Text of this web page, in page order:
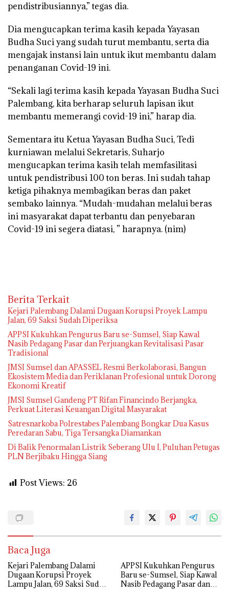
pendistribusiannya,” tegas dia.
Dia mengucapkan terima kasih kepada Yayasan
Budha Suci yang sudah turut membantu, serta dia
mengajak instansi lain untuk ikut membantu dalam
penanganan Covid-19 ini.
“Sekali lagi terima kasih kepada Yayasan Budha Suci
Palembang, kita berharap seluruh lapisan ikut
membantu memerangi covid-19 ini,” harap dia.
Sementara itu Ketua Yayasan Budha Suci, Tedi
kurniawan melalui Sekretaris, Suharjo
mengucapkan terima kasih telah memfasilitasi
untuk pendistribusi 100 ton beras. Ini sudah tahap
ketiga pihaknya membagikan beras dan paket
sembako lainnya. “Mudah-mudahan melalui beras
ini masyarakat dapat terbantu dan penyebaran
Covid-19 ini segera diatasi, ” harapnya. (nim)
Berita Terkait
Kejari Palembang Dalami Dugaan Korupsi Proyek Lampu
Jalan, 69 Saksi Sudah Diperiksa
APPSI Kukuhkan Pengurus Baru se-Sumsel, Siap Kawal
Nasib Pedagang Pasar dan Perjuangkan Revitalisasi Pasar
Tradisional
JMSI Sumsel dan APASSEL Resmi Berkolaborasi, Bangun
Ekosistem Media dan Periklanan Profesional untuk Dorong
Ekonomi Kreatif
JMSI Sumsel Gandeng PT Rifan Financindo Berjangka,
Perkuat Literasi Keuangan Digital Masyarakat
Satresnarkoba Polrestabes Palembang Bongkar Dua Kasus
Peredaran Sabu, Tiga Tersangka Diamankan
Di Balik Penormalan Listrik Seberang Ulu I, Puluhan Petugas
PLN Berjibaku Hingga Siang
Post Views: 26
Baca Juga
Kejari Palembang Dalami
Dugaan Korupsi Proyek
Lampu Jalan, 69 Saksi Sudah
APPSI Kukuhkan Pengurus
Baru se-Sumsel, Siap Kawal
Nasib Pedagang Pasar dan